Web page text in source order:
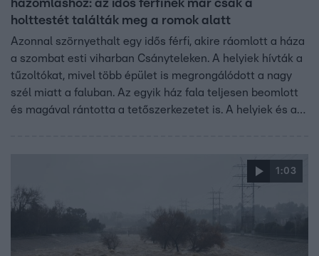
házomláshoz: az idős férfinek már csak a
holttestét találták meg a romok alatt
Azonnal szörnyethalt egy idős férfi, akire ráomlott a háza
a szombat esti viharban Csányteleken. A helyiek hívták a
tűzoltókat, mivel több épület is megrongálódott a nagy
szél miatt a faluban. Az egyik ház fala teljesen beomlott
és magával rántotta a tetőszerkezetet is. A helyiek és a
1:03